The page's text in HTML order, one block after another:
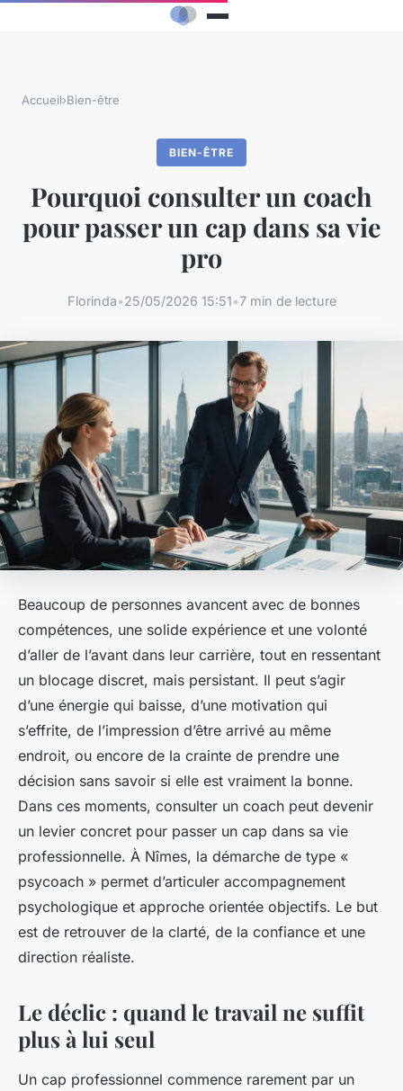
Accueil›Bien-être
BIEN-ÊTRE
Pourquoi consulter un coach
pour passer un cap dans sa vie
pro
Florinda•25/05/2026 15:51•7 min de lecture
Beaucoup de personnes avancent avec de bonnes
compétences, une solide expérience et une volonté
d’aller de l’avant dans leur carrière, tout en ressentant
un blocage discret, mais persistant. Il peut s’agir
d’une énergie qui baisse, d’une motivation qui
s’effrite, de l’impression d’être arrivé au même
endroit, ou encore de la crainte de prendre une
décision sans savoir si elle est vraiment la bonne.
Dans ces moments, consulter un coach peut devenir
un levier concret pour passer un cap dans sa vie
professionnelle. À Nîmes, la démarche de type «
psycoach » permet d’articuler accompagnement
psychologique et approche orientée objectifs. Le but
est de retrouver de la clarté, de la confiance et une
direction réaliste.
Le déclic : quand le travail ne suffit
plus à lui seul
Un cap professionnel commence rarement par un